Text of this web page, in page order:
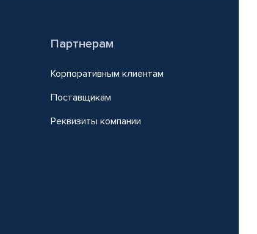
Партнерам
Корпоративным клиентам
Поставщикам
Реквизиты компании